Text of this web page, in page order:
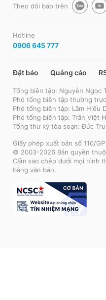
Theo dõi báo trên
Hotline
0906 645 777
Đặt báo Quảng cáo
Tổng biên tập: Nguyễn Ngọc
Phó tổng biên tập thường
Phó tổng biên tập: Lâm Hiếu
Phó tổng biên tập: Trần Việt
Tổng thư ký tòa soạn: Đức
Giấy phép xuất bản số 110/
© 2003-2026 Bản quyền
Cấm sao chép dưới mọi hình
bằng văn bản.